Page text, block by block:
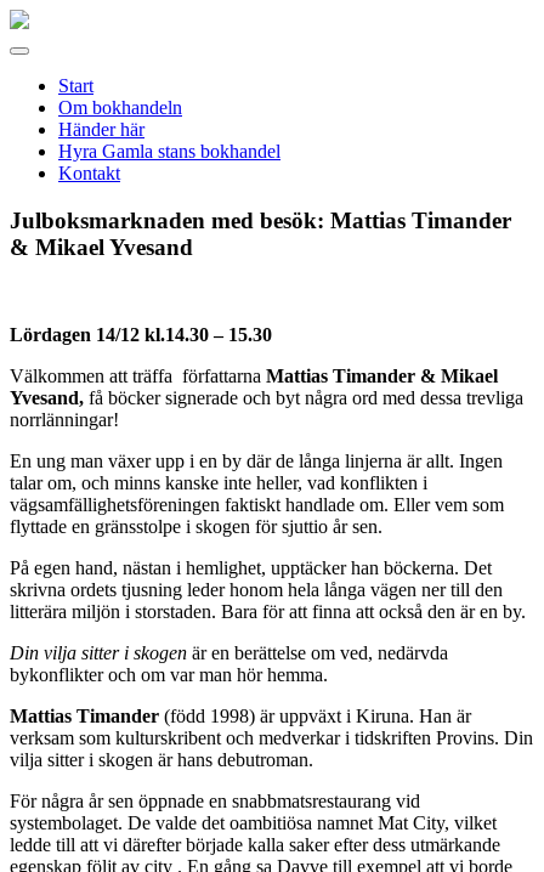
Gamla
Meny
Start
Om bokhandeln
Händer här
Hyra Gamla stans bokhandel
Kontakt
Julboksmarknaden med besök: Mattias Timander
& Mikael Yvesand
Lördagen 14/12 kl.14.30 – 15.30
Välkommen att träffa författarna Mattias Timander & Mikael
Yvesand, få böcker signerade och byt några ord med dessa trevliga
norrlänningar!
En ung man växer upp i en by där de långa linjerna är allt. Ingen
talar om, och minns kanske inte heller, vad konflikten i
vägsamfällighetsföreningen faktiskt handlade om. Eller vem som
flyttade en gränsstolpe i skogen för sjuttio år sen.
På egen hand, nästan i hemlighet, upptäcker han böckerna. Det
skrivna ordets tjusning leder honom hela långa vägen ner till den
litterära miljön i storstaden. Bara för att finna att också den är en by.
Din vilja sitter i skogen är en berättelse om ved, nedärvda
bykonflikter och om var man hör hemma.
Mattias Timander (född 1998) är uppväxt i Kiruna. Han är
verksam som kulturskribent och medverkar i tidskriften Provins. Din
vilja sitter i skogen är hans debutroman.
För några år sen öppnade en snabbmatsrestaurang vid
systembolaget. De valde det oambitiösa namnet Mat City, vilket
ledde till att vi därefter började kalla saker efter dess utmärkande
egenskap följt av city . En gång sa Davve till exempel att vi borde